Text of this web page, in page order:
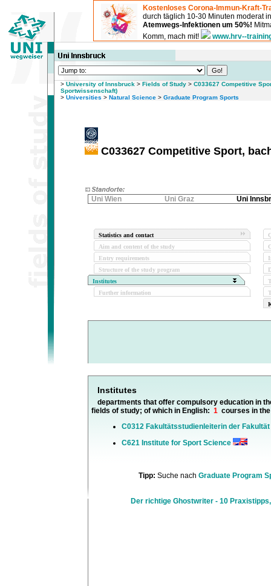
Kostenloses Corona-Immun-Kraft-
durch täglich 10-30 Minuten moderat
Atemwegs-Infektionen um 50%!
Komm, mach mit!
www.hrv--
> University of Innsbruck > Fields of Study > C033627 Competitive
Sportwissenschaft)
> Universities > Natural Science > Graduate Program Sports
C033627 Competitive Sport,
Uni Wien Uni Graz Uni
Statistics and contact
Aim and content of the study
Entry requirements
Structure of the study program
Institutes
Further information
Institutes
departments that offer compulsory education in
fields of study; of which in English: 1 courses in
C0312 Fakultätsstudienleiterin der
C621 Institute for Sport Science
Tipp: Suche nach Graduate Program
Der richtige Ghostwriter - 10